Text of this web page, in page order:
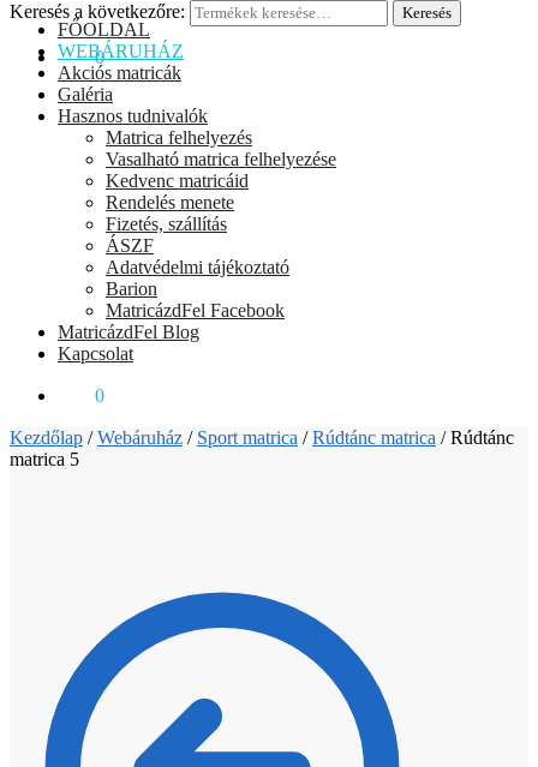
Keresés a következőre: Keresés
0Ft 0
FŐOLDAL
WEBÁRUHÁZ
Akciós matricák
Galéria
Hasznos tudnivalók
Matrica felhelyezés
Vasalható matrica felhelyezése
Kedvenc matricáid
Rendelés menete
Fizetés, szállítás
ÁSZF
Adatvédelmi tájékoztató
Barion
MatricázdFel Facebook
MatricázdFel Blog
Kapcsolat
0
Kezdőlap /Webáruház / Sport matrica /Rúdtánc matrica /Rúdtánc
matrica 5